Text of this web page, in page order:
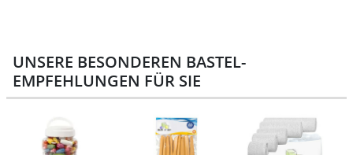
UNSERE BESONDEREN BASTEL-
EMPFEHLUNGEN FÜR SIE